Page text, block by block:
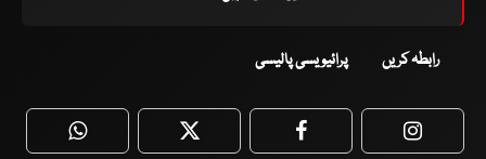
رابطہ کریں پرائیویسی پالیسی
WhatsApp Twitter Facebook